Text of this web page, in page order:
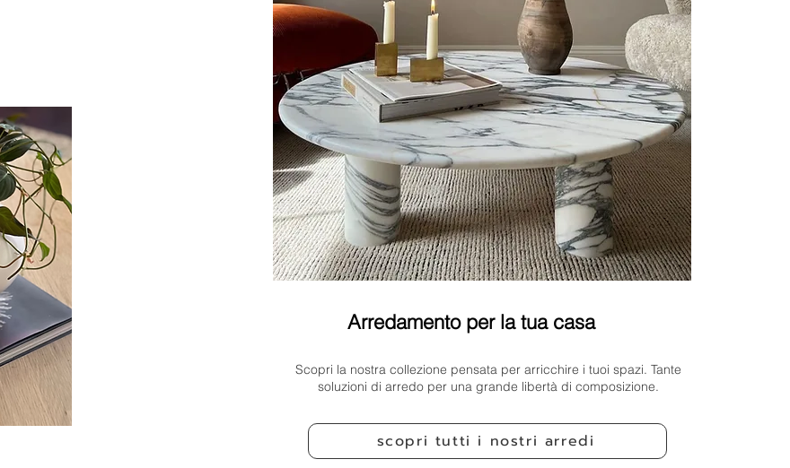
Arredamento per la tua casa
Scopri la nostra collezione pensata per arricchire i tuoi spazi. Tante
soluzioni di arredo per una grande libertà di composizione.
scopri tutti i nostri arredi